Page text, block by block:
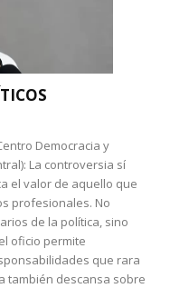
Democracia y
La controversia sí
el valor de aquello que
profesionales. No
de la política, sino
oficio permite
que rara
también descansa sobre